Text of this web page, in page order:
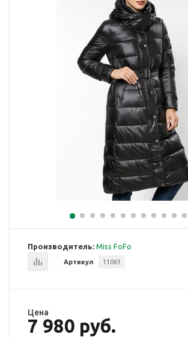
Производитель: Miss FoFo
Артикул 11061
Цена
7 980 руб.